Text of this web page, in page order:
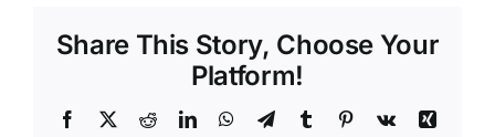
Share This Story, Choose Your
Platform!
Facebook
X RedditLinkedInWhatsApp
TelegramTumblr Pinterest
Vk
Xing